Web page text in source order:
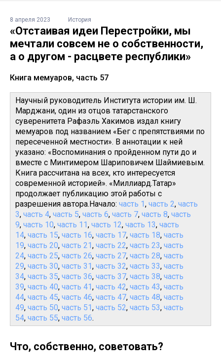
8 апреля 2023 История
«Отстаивая идеи Перестройки, мы
мечтали совсем не о собственности,
а о другом - расцвете республики»
Книга мемуаров, часть 57
Научный руководитель Института истории им. Ш.
Марджани, один из отцов татарстанского
суверенитета Рафаэль Хакимов издал книгу
мемуаров под названием «Бег с препятствиями по
пересеченной местности». В аннотации к ней
указано: «Воспоминания о пройденном пути до и
вместе с Минтимером Шариповичем Шаймиевым.
Книга рассчитана на всех, кто интересуется
современной историей». «Миллиард.Татар»
продолжает публикацию этой работы с
разрешения автора.Начало: часть 1, часть 2, часть
3, часть 4, часть 5, часть 6, часть 7, часть 8, часть
9, часть 10, часть 11, часть 12, часть 13, часть
14, часть 15, часть 16, часть 17, часть 18, часть
19, часть 20, часть 21, часть 22, часть 23, часть
24, часть 25, часть 26, часть 27, часть 28, часть
29, часть 30, часть 31, часть 32, часть 33, часть
34, часть 35, часть 36, часть 37, часть 38, часть
39, часть 40, часть 41, часть 42, часть 43, часть
44, часть 45, часть 46, часть 47, часть 48, часть
49, часть 50, часть 51, часть 52, часть 53, часть
54, часть 55, часть 56.
Что, собственно, советовать?